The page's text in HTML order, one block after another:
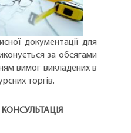
документації для
за обсягами
вимог викладених в
торгів.